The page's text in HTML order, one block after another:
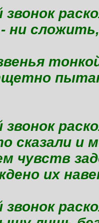
ни
сказали
чувств
их